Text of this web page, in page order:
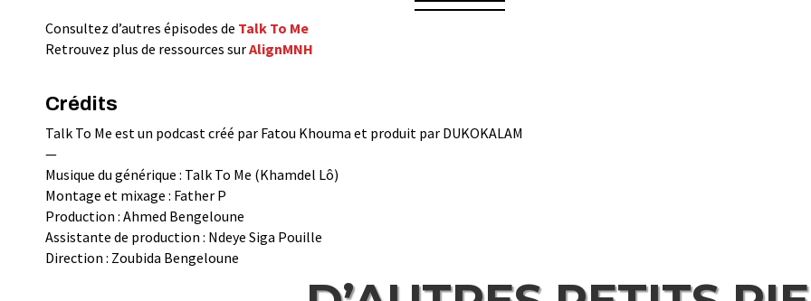
Consultez d’autres épisodes de Talk To Me
Retrouvez plus de ressources surAlignMNH
Crédits
Talk To Me est un podcast créé par Fatou Khouma et produit par DUKOKALAM
—
Musique du générique : Talk To Me (Khamdel Lô)
Montage et mixage : Father P
Production : Ahmed Bengeloune
Assistante de production : Ndeye Siga Pouille
Direction : Zoubida Bengeloune